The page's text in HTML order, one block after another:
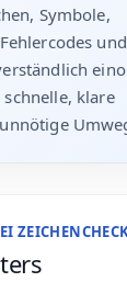
Symbole,
und
klare